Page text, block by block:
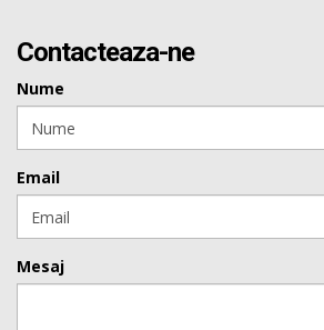
Contacteaza-ne
Nume
Email
Mesaj